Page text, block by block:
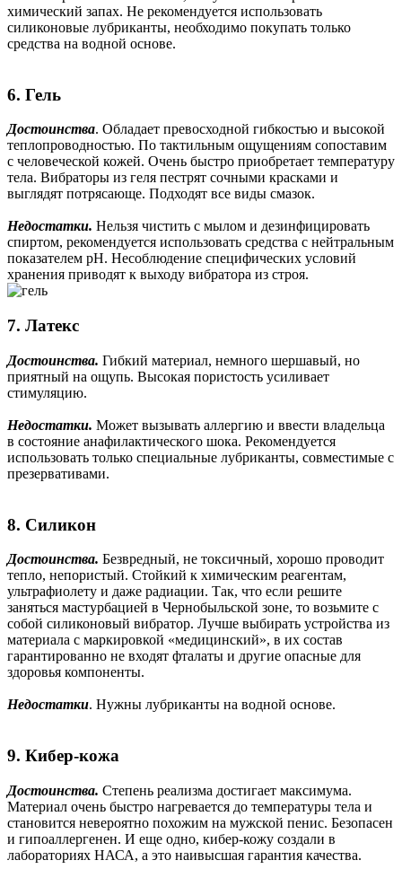
химический запах. Не рекомендуется использовать
силиконовые лубриканты, необходимо покупать только
средства на водной основе.
6. Гель
Достоинства. Обладает превосходной гибкостью и высокой
теплопроводностью. По тактильным ощущениям сопоставим
с человеческой кожей. Очень быстро приобретает температуру
тела. Вибраторы из геля пестрят сочными красками и
выглядят потрясающе. Подходят все виды смазок.
Недостатки. Нельзя чистить с мылом и дезинфицировать
спиртом, рекомендуется использовать средства с нейтральным
показателем рН. Несоблюдение специфических условий
хранения приводят к выходу вибратора из строя.
7. Латекс
Достоинства. Гибкий материал, немного шершавый, но
приятный на ощупь. Высокая пористость усиливает
стимуляцию.
Недостатки. Может вызывать аллергию и ввести владельца
в состояние анафилактического шока. Рекомендуется
использовать только специальные лубриканты, совместимые с
презервативами.
8. Силикон
Достоинства. Безвредный, не токсичный, хорошо проводит
тепло, непористый. Стойкий к химическим реагентам,
ультрафиолету и даже радиации. Так, что если решите
заняться мастурбацией в Чернобыльской зоне, то возьмите с
собой силиконовый вибратор. Лучше выбирать устройства из
материала с маркировкой «медицинский», в их состав
гарантированно не входят фталаты и другие опасные для
здоровья компоненты.
Недостатки. Нужны лубриканты на водной основе.
9. Кибер-кожа
Достоинства. Степень реализма достигает максимума.
Материал очень быстро нагревается до температуры тела и
становится невероятно похожим на мужской пенис. Безопасен
и гипоаллергенен. И еще одно, кибер-кожу создали в
лабораториях НАСА, а это наивысшая гарантия качества.